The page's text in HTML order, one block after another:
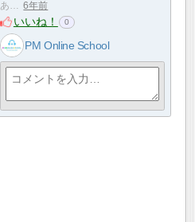
あ…
6年前
いいね！ 0
PM Online School